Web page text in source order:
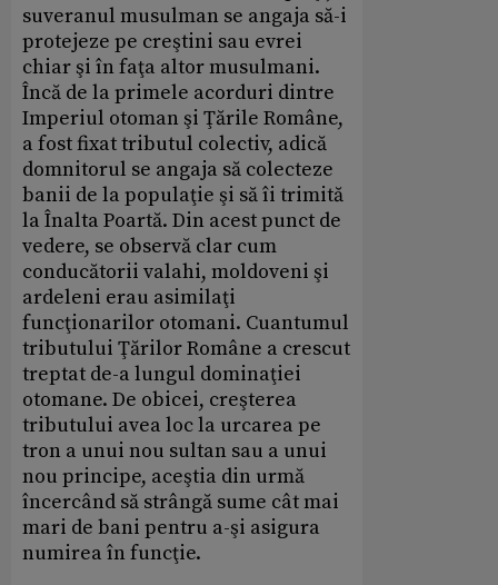
suveranul musulman se angaja să-i
protejeze pe creştini sau evrei
chiar şi în faţa altor musulmani.
Încă de la primele acorduri dintre
Imperiul otoman şi Ţările Române,
a fost fixat tributul colectiv, adică
domnitorul se angaja să colecteze
banii de la populaţie şi să îi trimită
la Înalta Poartă. Din acest punct de
vedere, se observă clar cum
conducătorii valahi, moldoveni şi
ardeleni erau asimilaţi
funcţionarilor otomani. Cuantumul
tributului Ţărilor Române a crescut
treptat de-a lungul dominaţiei
otomane. De obicei, creşterea
tributului avea loc la urcarea pe
tron a unui nou sultan sau a unui
nou principe, aceştia din urmă
încercând să strângă sume cât mai
mari de bani pentru a-şi asigura
numirea în funcţie.